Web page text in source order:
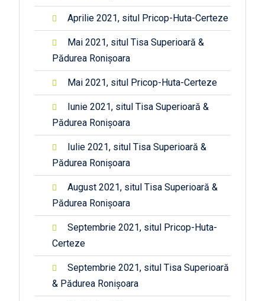
Aprilie 2021, situl Pricop-Huta-Certeze
Mai 2021, situl Tisa Superioară &
Pădurea Ronișoara
Mai 2021, situl Pricop-Huta-Certeze
Iunie 2021, situl Tisa Superioară &
Pădurea Ronișoara
Iulie 2021, situl Tisa Superioară &
Pădurea Ronișoara
August 2021, situl Tisa Superioară &
Pădurea Ronișoara
Septembrie 2021, situl Pricop-Huta-
Certeze
Septembrie 2021, situl Tisa Superioară
& Pădurea Ronișoara